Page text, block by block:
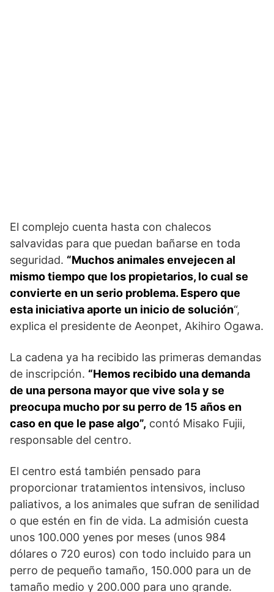
El complejo cuenta hasta con chalecos
salvavidas para que puedan bañarse en toda
seguridad. “Muchos animales envejecen al
mismo tiempo que los propietarios, lo cual se
convierte en un serio problema. Espero que
esta iniciativa aporte un inicio de solución“,
explica el presidente de Aeonpet, Akihiro Ogawa.
La cadena ya ha recibido las primeras demandas
de inscripción. “Hemos recibido una demanda
de una persona mayor que vive sola y se
preocupa mucho por su perro de 15 años en
caso en que le pase algo”, contó Misako Fujii,
responsable del centro.
El centro está también pensado para
proporcionar tratamientos intensivos, incluso
paliativos, a los animales que sufran de senilidad
o que estén en fin de vida. La admisión cuesta
unos 100.000 yenes por meses (unos 984
dólares o 720 euros) con todo incluido para un
perro de pequeño tamaño, 150.000 para un de
tamaño medio y 200.000 para uno grande.